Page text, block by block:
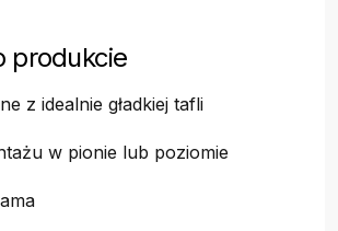
produkcie
z idealnie gładkiej tafli
w pionie lub poziomie